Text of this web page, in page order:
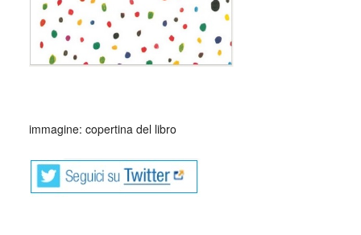
immagine: copertina del libro